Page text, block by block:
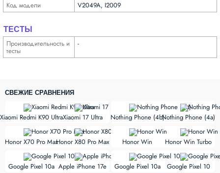
Код модели
V2049A, I2009
ТЕСТЫ
Производи­тельность и
тесты
-
СВЕЖИЕ СРАВНЕНИЯ
Xiaomi Redmi K90 Ultra
vs
Xiaomi 17 Ultra
Nothing Phone (4b)
vs
Nothing Phone (4a)
Honor X70 Pro Max
vs
Honor X80 Pro Max
Honor Win
vs
Honor Win Turbo
Google Pixel 10a
vs
Apple iPhone 17e
Google Pixel 10a
vs
Google Pixel 10